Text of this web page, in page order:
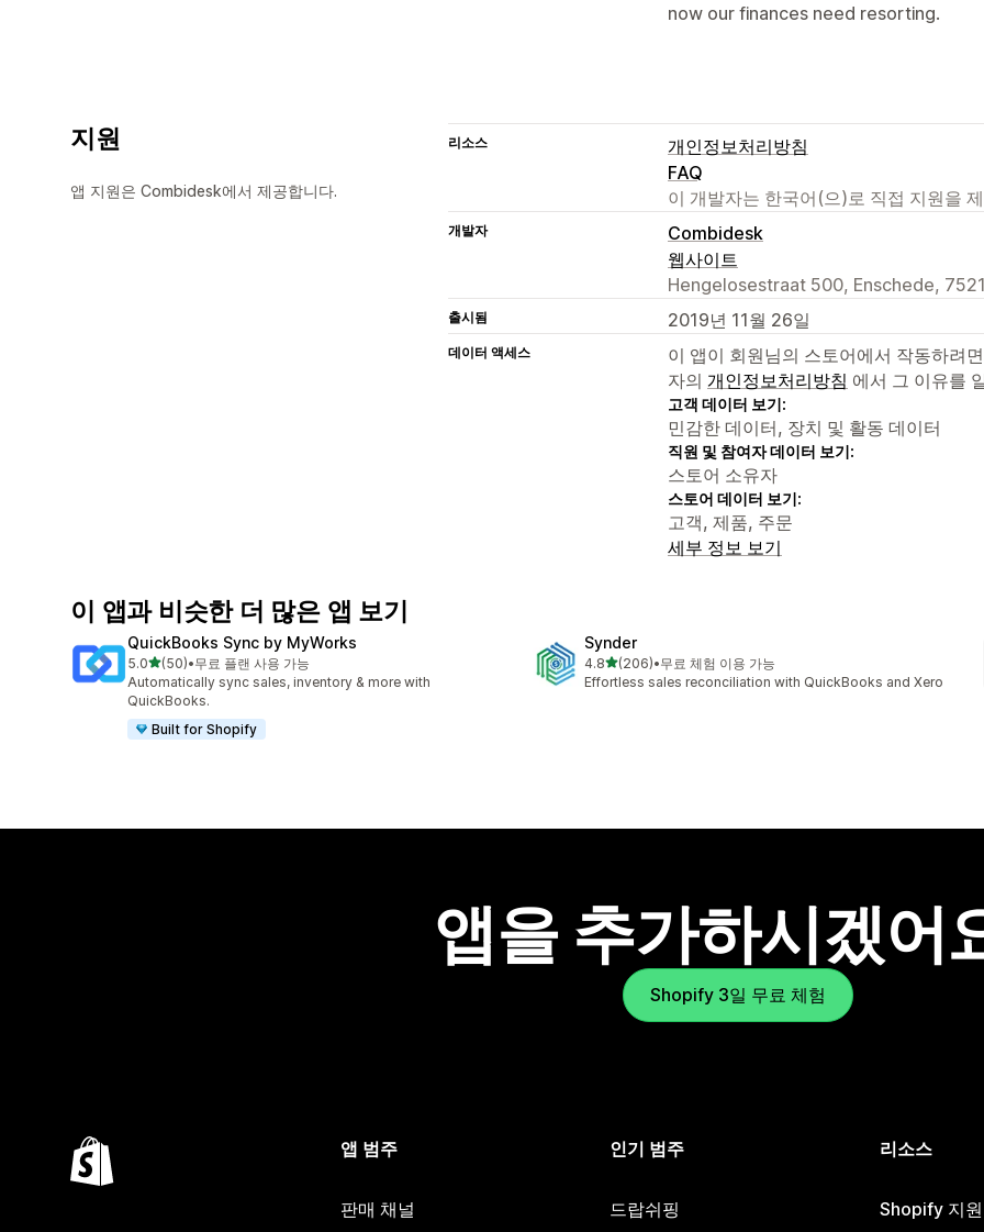
now our finances need resorting.
지원
앱 지원은 Combidesk에서 제공합니다.
리소스
개인정보처리방침
FAQ
이 개발자는 한국어(으)로 직접 지원을
개발자
Combidesk
웹사이트
Hengelosestraat 500, Enschede,
출시됨 2019년 11월 26일
데이터 액세스
이 앱이 회원님의 스토어에서 작동하려
자의 개인정보처리방침 에서 그 이유를
고객 데이터 보기:
민감한 데이터, 장치 및 활동 데이터
직원 및 참여자 데이터 보기:
스토어 소유자
스토어 데이터 보기:
고객, 제품, 주문
세부 정보 보기
이 앱과 비슷한 더 많은 앱 보기
QuickBooks Sync by MyWorks
5.0별 5개 중
(50)
총 리뷰 50개
•무료 플랜 사용 가능
Automatically sync sales, inventory & more with
QuickBooks.
Built for Shopify
Synder
4.8별 5개 중
(206)
총 리뷰 206개
•무료 체험 이용 가능
Effortless sales reconciliation with QuickBooks and Xero
앱을 추가하시겠어
Shopify 3일 무료 체험
앱 범주
판매 채널
인기 범주
드랍쉬핑
리소스
Shopify 지원